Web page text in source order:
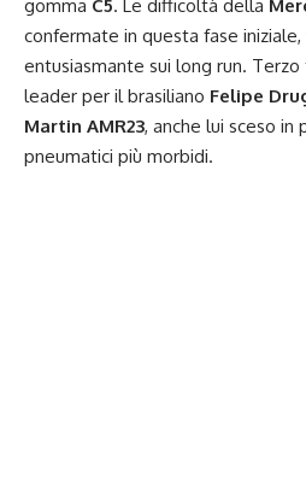
gomma C5. Le difficoltà della
confermate in questa fase
entusiasmante sui long run.
leader per il brasiliano Felipe
Martin AMR23, anche lui sceso in
pneumatici più morbidi.